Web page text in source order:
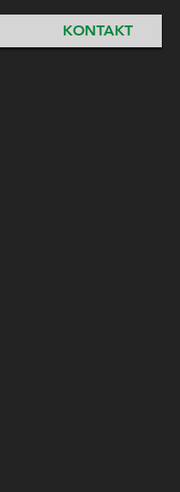
KONTAKT